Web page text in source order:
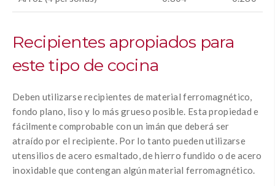
Recipientes apropiados para
este tipo de cocina
Deben utilizarse recipientes de material ferromagnético,
fondo plano, liso y lo más grueso posible. Esta propiedad e
fácilmente comprobable con un imán que deberá ser
atraído por el recipiente. Por lo tanto pueden utilizarse
utensilios de acero esmaltado, de hierro fundido o de acero
inoxidable que contengan algún material ferromagnético.